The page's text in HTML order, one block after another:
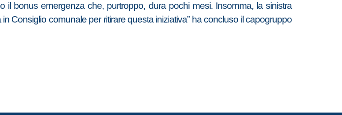
bonus emergenza che, purtroppo, dura pochi mesi. Insomma, la sinistra
Consiglio comunale per ritirare questa iniziativa” ha concluso il capogruppo